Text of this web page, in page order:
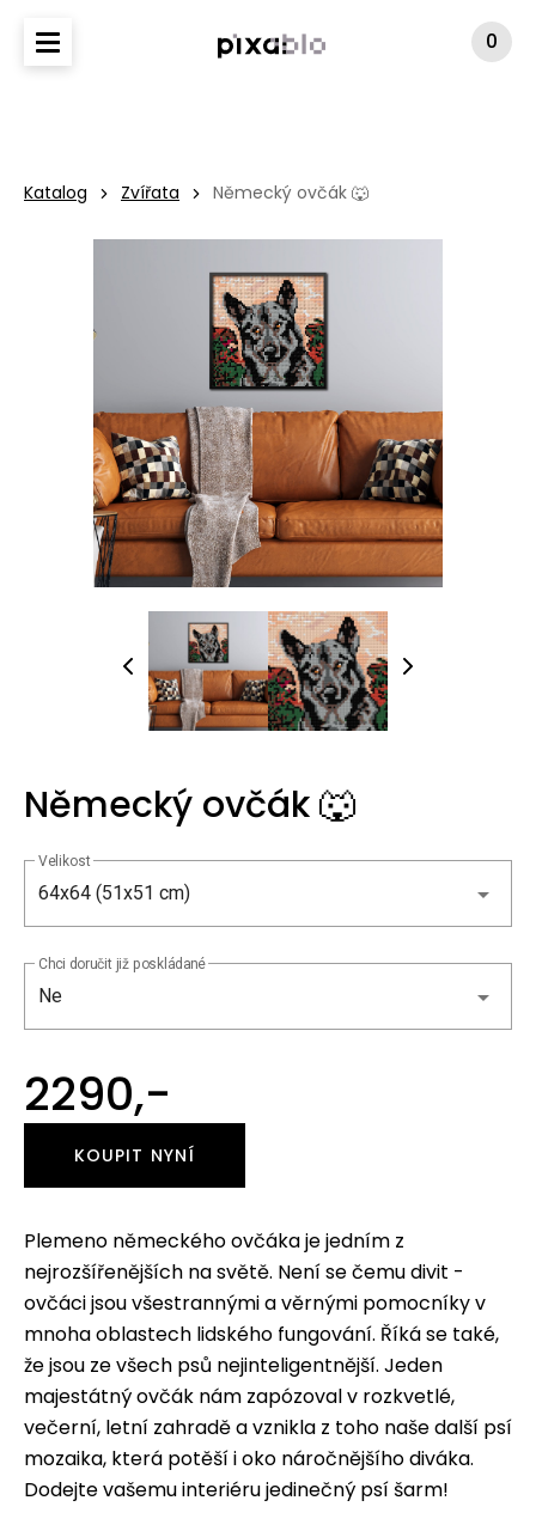
0
GALERIE
Katalog Zvířata Německý ovčák 🐺
Německý ovčák 🐺
Plemeno německého ovčáka je jedním z
nejrozšířenějších na světě. Není se čemu divit -
ovčáci jsou všestrannými a věrnými pomocníky v
mnoha oblastech lidského fungování. Říká se také,
že jsou ze všech psů nejinteligentnější. Jeden
majestátný ovčák nám zapózoval v rozkvetlé,
večerní, letní zahradě a vznikla z toho naše další psí
mozaika, která potěší i oko náročnějšího diváka.
Dodejte vašemu interiéru jedinečný psí šarm!
Velikost
64x64 (51x51 cm)
Chci doručit již poskládané
Ne
2290,-
KOUPIT NYNÍ